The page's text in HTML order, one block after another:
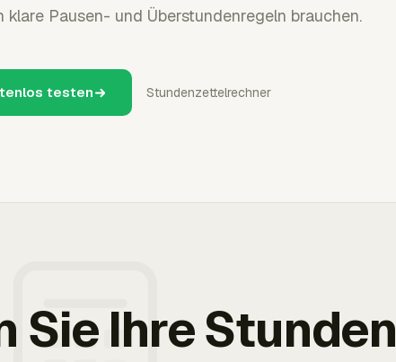
Pausen- und Überstundenregeln brauchen.
testen Stundenzettelrechner
Sie Ihre Stunden